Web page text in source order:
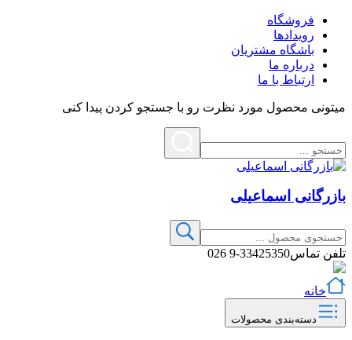
فروشگاه
رویدادها
باشگاه مشتریان
درباره ما
ارتباط با ما
میتونی محصول مورد نظرت رو با جستجو کردن پیدا کنی
بازرگانی اسماعیلی
تلفن تماس33425350-9 026
خانه
دسته‌بندی محصولات